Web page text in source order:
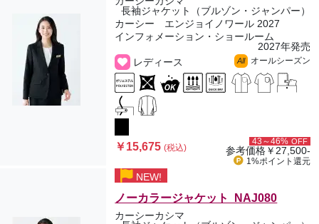
長袖ジャケット（ブルゾン・ジャンパー）
カーシー エンジョイノワール 2027
インフォメーション・ショールーム
2027年発売
レディース
All オールシーズン
￥15,675(税込)
43～46% OFF
参考価格￥27,500-
1%ポイント 還元
NEW!
ノーカラージャケット NAJ080
カーシーカシマ